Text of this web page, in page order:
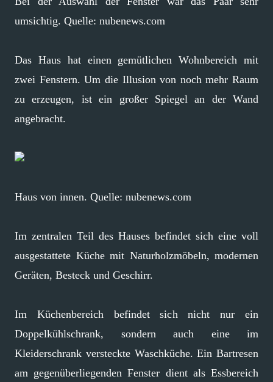
umsichtig. Quelle: nubenews.com
Das Haus hat einen gemütlichen Wohnbereich mit
zwei Fenstern. Um die Illusion von noch mehr Raum
zu erzeugen, ist ein großer Spiegel an der Wand
angebracht.
Haus von innen. Quelle: nubenews.com
Im zentralen Teil des Hauses befindet sich eine voll
ausgestattete Küche mit Naturholzmöbeln, modernen
Geräten, Besteck und Geschirr.
Im Küchenbereich befindet sich nicht nur ein
Doppelkühlschrank, sondern auch eine im
Kleiderschrank versteckte Waschküche. Ein Bartresen
am gegenüberliegenden Fenster dient als Essbereich